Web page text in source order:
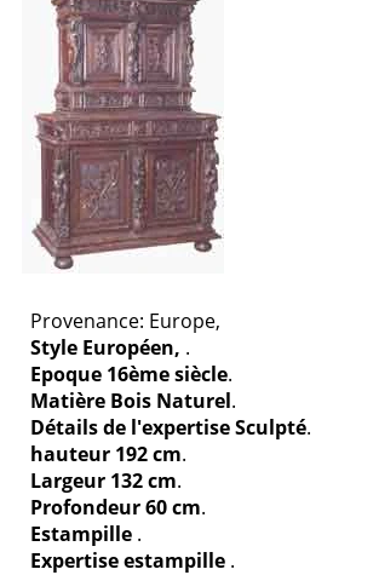
Provenance: Europe,
Style Européen, .
Epoque 16ème siècle.
Matière Bois Naturel.
Détails de l'expertise Sculpté.
hauteur 192 cm.
Largeur 132 cm.
Profondeur 60 cm.
Estampille .
Expertise estampille .